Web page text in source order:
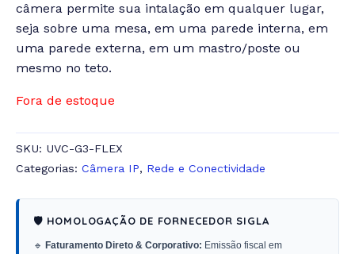
câmera permite sua intalação em qualquer lugar,
seja sobre uma mesa, em uma parede interna, em
uma parede externa, em um mastro/poste ou
mesmo no teto.
Fora de estoque
SKU: UVC-G3-FLEX
Categorias: Câmera IP, Rede e Conectividade
🛡️ HOMOLOGAÇÃO DE FORNECEDOR SIGLA
🔹 Faturamento Direto & Corporativo: Emissão fiscal em